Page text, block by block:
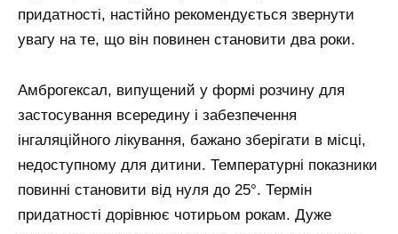
придатності, настійно рекомендується звернути
увагу на те, що він повинен становити два роки.
Амброгексал, випущений у формі розчину для
застосування всередину і забезпечення
інгаляційного лікування, бажано зберігати в місці,
недоступному для дитини. Температурні показники
повинні становити від нуля до 25°. Термін
придатності дорівнює чотирьом рокам. Дуже